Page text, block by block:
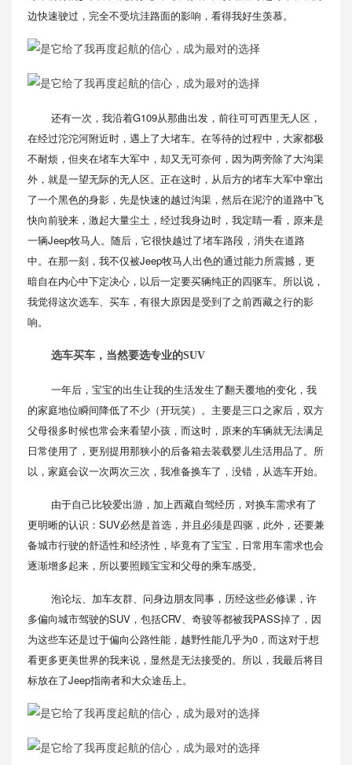
边快速驶过，完全不受坑洼路面的影响，看得我好生羡慕。
还有一次，我沿着G109从那曲出发，前往可可西里无人区，
在经过沱沱河附近时，遇上了大堵车。在等待的过程中，大家都极
不耐烦，但夹在堵车大军中，却又无可奈何，因为两旁除了大沟渠
外，就是一望无际的无人区。正在这时，从后方的堵车大军中窜出
了一个黑色的身影，先是快速的越过沟渠，然后在泥泞的道路中飞
快向前驶来，激起大量尘土，经过我身边时，我定睛一看，原来是
一辆Jeep牧马人。随后，它很快越过了堵车路段，消失在道路
中。在那一刻，我不仅被Jeep牧马人出色的通过能力所震撼，更
暗自在内心中下定决心，以后一定要买辆纯正的四驱车。所以说，
我觉得这次选车、买车，有很大原因是受到了之前西藏之行的影
响。
选车买车，当然要选专业的SUV
一年后，宝宝的出生让我的生活发生了翻天覆地的变化，我
的家庭地位瞬间降低了不少（开玩笑）。主要是三口之家后，双方
父母很多时候也常会来看望小孩，而这时，原来的车辆就无法满足
日常使用了，更别提用那狭小的后备箱去装载婴儿生活用品了。所
以，家庭会议一次两次三次，我准备换车了，没错，从选车开始。
由于自己比较爱出游，加上西藏自驾经历，对换车需求有了
更明晰的认识：SUV必然是首选，并且必须是四驱，此外，还要兼
备城市行驶的舒适性和经济性，毕竟有了宝宝，日常用车需求也会
逐渐增多起来，所以要照顾宝宝和父母的乘车感受。
泡论坛、加车友群、问身边朋友同事，历经这些必修课，许
多偏向城市驾驶的SUV，包括CRV、奇骏等都被我PASS掉了，因
为这些车还是过于偏向公路性能，越野性能几乎为0，而这对于想
看更多更美世界的我来说，显然是无法接受的。所以，我最后将目
标放在了Jeep指南者和大众途岳上。